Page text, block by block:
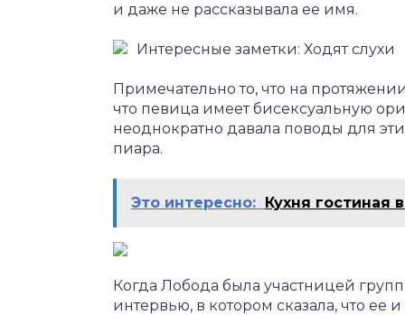
и даже не рассказывала ее имя.
Интересные заметки: Ходят слухи
Примечательно то, что на
что певица имеет бисексуальную
неоднократно давала поводы для
пиара.
Это интересно: Кухня гостиная
Когда Лобода была участницей
интервью, в котором сказала, что ее